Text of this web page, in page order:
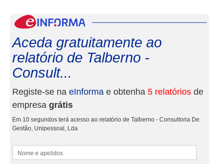
Aceda gratuitamente ao
relatório de Talberno -
Consult...
Registe-se na eInforma e obtenha 5 relatórios de
empresa grátis
Em 10 segundos terá acesso ao relatório de Talberno - Consultoria De
Gestão, Unipessoal, Lda